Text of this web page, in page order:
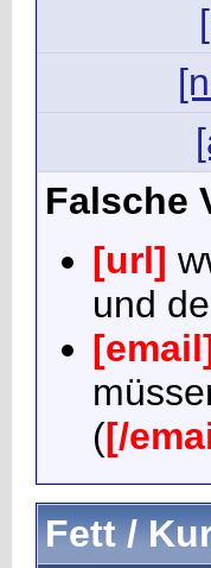
Falsche
[url]
und
([/
Fett /